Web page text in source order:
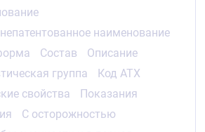
менее 35 мг/дл, гипертрофия
по данным
или эхокардиографии,
оценки эффективности —
показатель частоты летальных
частоты нефатального инфаркта
различий между
и хлорталидона по
наименование
Состав
Описание
группа
Код АТХ
свойства
Показания
С осторожностью